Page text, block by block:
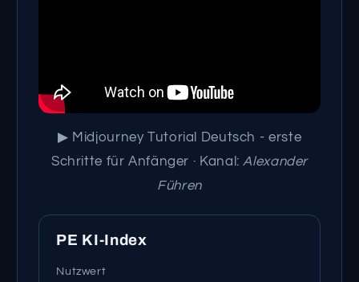
▶ Midjourney Tutorial Deutsch - erste
Schritte für Anfänger · Kanal:Alexander
Führen
PE KI-Index
Nutzwert